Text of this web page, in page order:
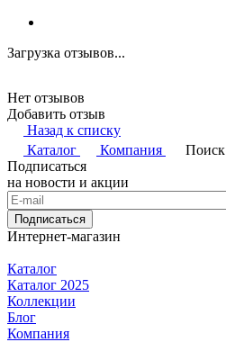
Загрузка отзывов...
Нет отзывов
Добавить отзыв
Назад к списку
Каталог
Компания Поиск
Подписаться
на новости и акции
Подписаться
Интернет-магазин
Каталог
Каталог 2025
Коллекции
Блог
Компания